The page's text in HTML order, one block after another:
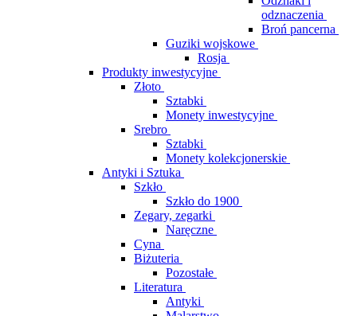
odznaczenia
Broń pancerna
Guziki wojskowe
Rosja
Produkty inwestycyjne
Złoto
Sztabki
Monety inwestycyjne
Srebro
Sztabki
Monety kolekcjonerskie
Antyki i Sztuka
Szkło
Szkło do 1900
Zegary, zegarki
Naręczne
Cyna
Biżuteria
Pozostałe
Literatura
Antyki